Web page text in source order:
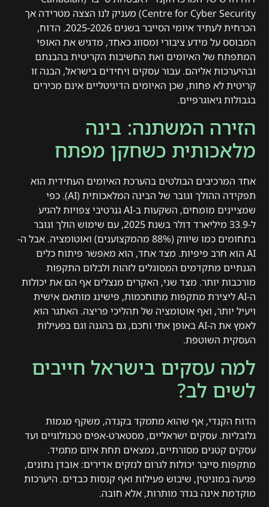
Centre for Cyber Security) מעניק לנו הצצה מטרידה אך
הכרחית לעתיד איומי הסייבר בשנים 2025-2026. הדוח,
המבוסס על מידע ציבורי ומסווג כאחד, מדגיש את האופי
המתפתח של האיומים ואת החשיבות הקריטית בהבנתם
ובהיערכות אליהם. עבור עסקים ויחידים בישראל, הבנה זו
קריטית לא פחות, שכן האיומים הדיגיטליים אינם מכירים
בגבולות גיאוגרפיים.
הזירה המשתנה: בינה
מלאכותית כשחקן מפתח
אחד המרכיבים הבולטים בהערכת האיומים העתידית הוא
תפקידה ההולך וגובר של הבינה המלאכותית (AI). כפי
שמציינים מומחים, השקעות ב-AI גנרטיבי צפויות להגיע
ל-33.9 מיליארד דולר בשנת 2025, עם שימוש הולך וגובר
בתחומים כמו שיווק (88% מהמקצוענים) ואוטומציה. אבל ה-
AI הוא חרב פיפיות. מצד אחד, הוא מאפשר פיתוח כלים
הגנתיים מתקדמים המסוגלים לזהות ולבלום התקפות
מורכבות יותר. מצד שני, האקרים מנצלים אף הם את יכולות
ה-AI ליצירת מתקפות מתוחכמות, פישינג מותאם אישית
ויעיל יותר, ואף אוטומציה של תהליכי פריצה. האתגר הוא
לאמץ את ה-AI באופן אתי וחכם, גם בהגנה וגם בפעילות
העסקית השוטפת.
למה עסקים בישראל חייבים
לשים לב?
הדוח הקנדי, אף שהוא מתמקד בקנדה, משקף מגמות
גלובליות. עסקים ישראליים, מסטארט-אפים טכנולוגיים ועד
עסקים קטנים מסורתיים, נמצאים תחת איום מתמיד.
מתקפות סייבר יכולות לגרום לנזקים אדירים: אובדן נתונים,
פגיעה במוניטין, שיבוש פעילות ואף קנסות כבדים. היערכות
מוקדמת אינה בגדר מותרות, אלא חובה.